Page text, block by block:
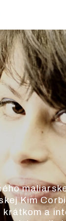
Kim
a